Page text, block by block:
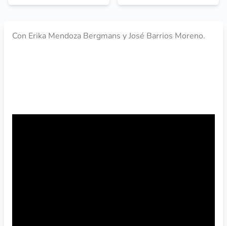
Con Erika Mendoza Bergmans y José Barrios Moreno.